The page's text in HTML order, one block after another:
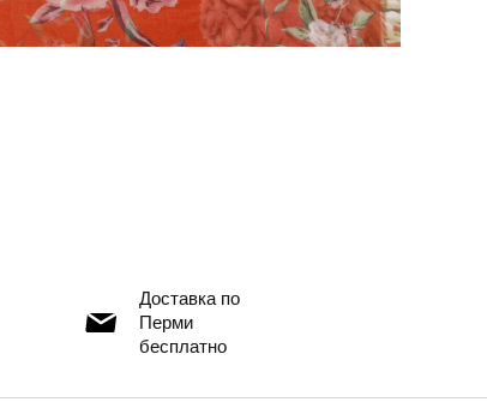
Доставка по
Перми
бесплатно